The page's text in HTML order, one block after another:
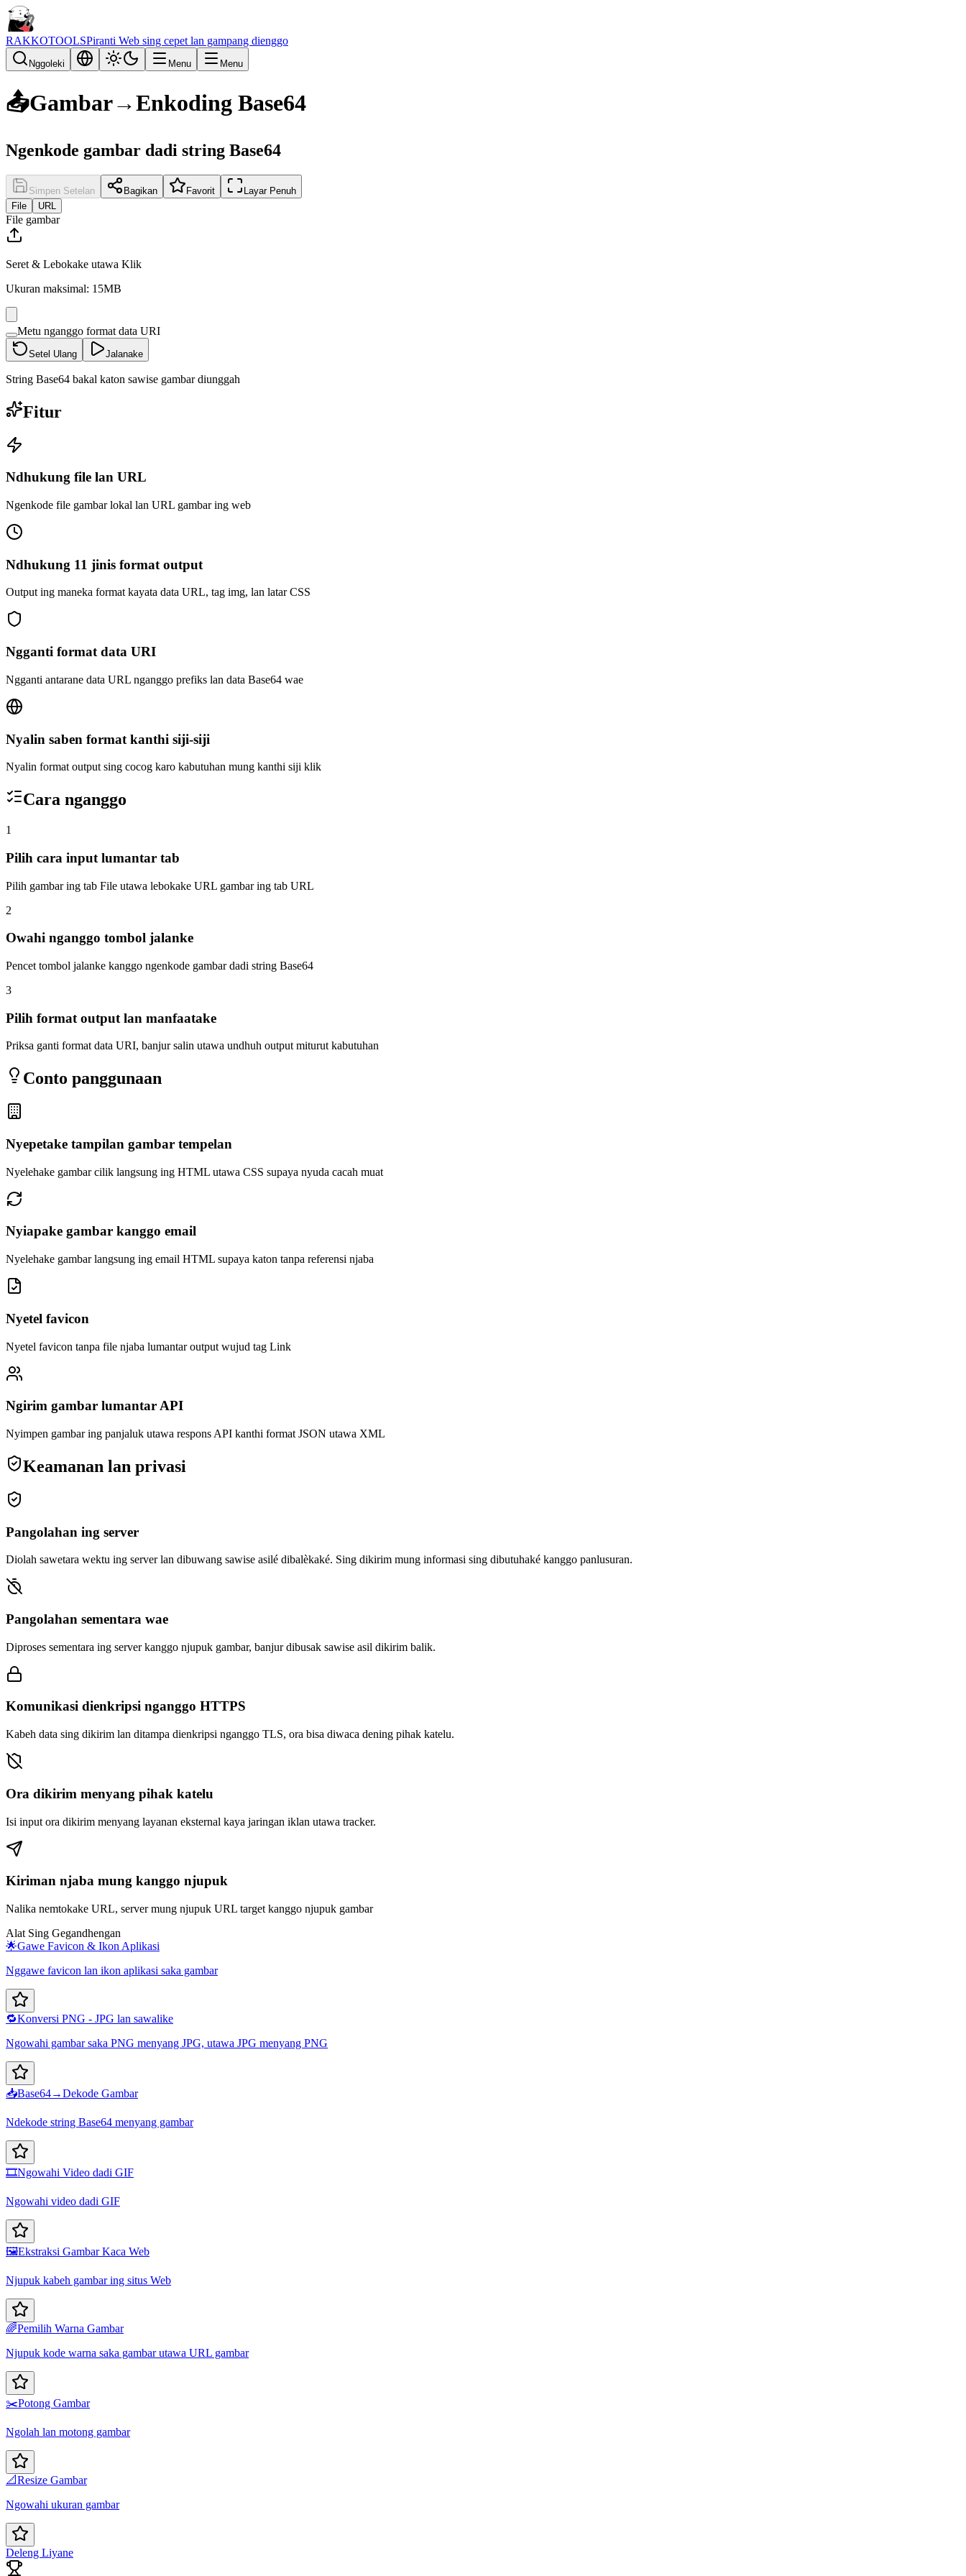
RAKKOTOOLSPiranti Web sing cepet lan gampang dienggo
Nggoleki Menu Menu
📤Gambar→Enkoding Base64
Ngenkode gambar dadi string Base64
Simpen Setelan Bagikan Favorit
Layar Penuh
File
URL
File gambar
Seret & Lebokake utawa Klik
Ukuran maksimal: 15MB
Metu nganggo format data URI
Setel Ulang Jalanake
String Base64 bakal katon sawise gambar diunggah
Fitur
Ndhukung file lan URL
Ngenkode file gambar lokal lan URL gambar ing web
Ndhukung 11 jinis format output
Output ing maneka format kayata data URL, tag img, lan latar CSS
Ngganti format data URI
Ngganti antarane data URL nganggo prefiks lan data Base64 wae
Nyalin saben format kanthi siji-siji
Nyalin format output sing cocog karo kabutuhan mung kanthi siji klik
Cara nganggo
1
Pilih cara input lumantar tab
Pilih gambar ing tab File utawa lebokake URL gambar ing tab URL
2
Owahi nganggo tombol jalanke
Pencet tombol jalanke kanggo ngenkode gambar dadi string Base64
3
Pilih format output lan manfaatake
Priksa ganti format data URI, banjur salin utawa undhuh output miturut kabutuhan
Conto panggunaan
Nyepetake tampilan gambar tempelan
Nyelehake gambar cilik langsung ing HTML utawa CSS supaya nyuda cacah muat
Nyiapake gambar kanggo email
Nyelehake gambar langsung ing email HTML supaya katon tanpa referensi njaba
Nyetel favicon
Nyetel favicon tanpa file njaba lumantar output wujud tag Link
Ngirim gambar lumantar API
Nyimpen gambar ing panjaluk utawa respons API kanthi format JSON utawa XML
Keamanan lan privasi
Pangolahan ing server
Diolah sawetara wektu ing server lan dibuwang sawise asilé dibalèkaké. Sing dikirim mung informasi sing dibutuhaké kanggo panlusuran.
Pangolahan sementara wae
Diproses sementara ing server kanggo njupuk gambar, banjur dibusak sawise asil dikirim balik.
Komunikasi dienkripsi nganggo HTTPS
Kabeh data sing dikirim lan ditampa dienkripsi nganggo TLS, ora bisa diwaca dening pihak katelu.
Ora dikirim menyang pihak katelu
Isi input ora dikirim menyang layanan eksternal kaya jaringan iklan utawa tracker.
Kiriman njaba mung kanggo njupuk
Nalika nemtokake URL, server mung njupuk URL target kanggo njupuk gambar
Alat Sing Gegandhengan
🌟Gawe Favicon & Ikon Aplikasi
Nggawe favicon lan ikon aplikasi saka gambar
🔁Konversi PNG - JPG lan sawalike
Ngowahi gambar saka PNG menyang JPG, utawa JPG menyang PNG
📥Base64→Dekode Gambar
Ndekode string Base64 menyang gambar
🎞️Ngowahi Video dadi GIF
Ngowahi video dadi GIF
🖼️Ekstraksi Gambar Kaca Web
Njupuk kabeh gambar ing situs Web
🌈Pemilih Warna Gambar
Njupuk kode warna saka gambar utawa URL gambar
✂️Potong Gambar
Ngolah lan motong gambar
📐Resize Gambar
Ngowahi ukuran gambar
Deleng Liyane